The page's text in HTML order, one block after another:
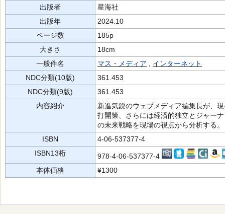
出版者
星海社
出版年
2024.10
ページ数
185p
大きさ
18cm
一般件名
マス・メディア
インターネット
NDC分類(10版)
361.453
NDC分類(9版)
361.453
内容紹介
新進気鋭のウェブメディア編集長が、
打開策、さらには経済的独立とジャー
の未来戦略を現場の視点から分析する。
ISBN
4-06-537377-4
ISBN13桁
978-4-06-537377-4
本体価格
¥1300